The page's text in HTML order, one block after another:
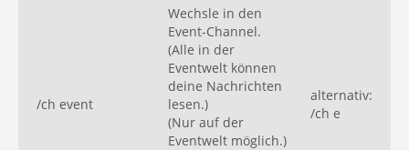
/ch event
Wechsle in den
Event-Channel.
(Alle in der
Eventwelt können
deine Nachrichten
lesen.)
(Nur auf der
Eventwelt möglich.)
alternativ:
/ch e